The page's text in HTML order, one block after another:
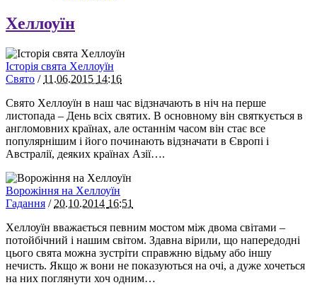
Хеллоуїн
Історія свята Хеллоуїн
Свято / 11.06.2015 14:16
Свято Хеллоуїн в наш час відзначають в ніч на перше
листопада – День всіх святих. В основному він святкується в
англомовних країнах, але останнім часом він стає все
популярнішим і його починають відзначати в Європі і
Австралії, деяких країнах Азії….
Ворожіння на Хеллоуїн
Гадання / 20.10.2014 16:51
Хеллоуїн вважається певним мостом між двома світами –
потойбічний і нашим світом. Здавна вірили, що напередодні
цього свята можна зустріти справжню відьму або іншу
нечисть. Якщо ж вони не показуються на очі, а дуже хочеться
на них поглянути хоч одним…